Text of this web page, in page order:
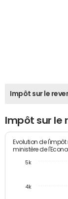
Impôt sur le
Impôt sur le
Evolution de l'impôt
ministère de
4k
5k